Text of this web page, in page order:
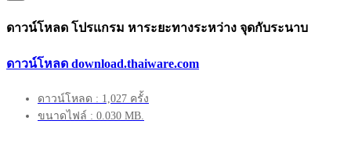
ดาวน์โหลด โปรแกรม หาระยะทางระหว่าง จุดกับระนาบ
ดาวน์โหลด download.thaiware.com
ดาวน์โหลด : 1,027 ครั้ง
ขนาดไฟล์ : 0.030 MB.